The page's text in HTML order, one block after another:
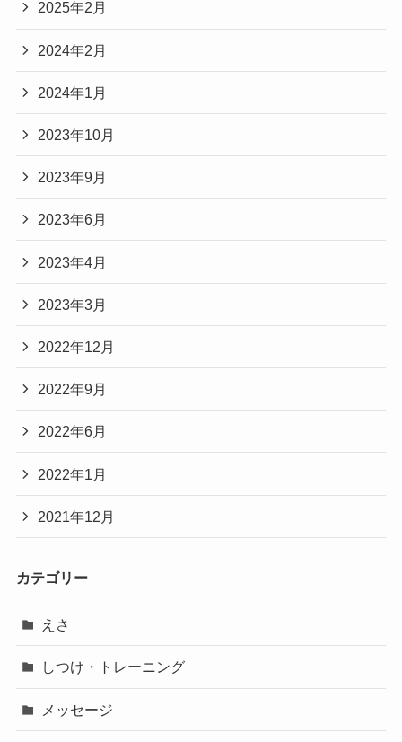
2025年2月
2024年2月
2024年1月
2023年10月
2023年9月
2023年6月
2023年4月
2023年3月
2022年12月
2022年9月
2022年6月
2022年1月
2021年12月
カテゴリー
えさ
しつけ・トレーニング
メッセージ